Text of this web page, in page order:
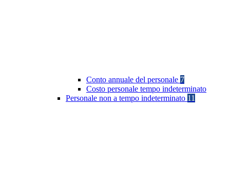
Conto annuale del personale 7
Costo personale tempo indeterminato
Personale non a tempo indeterminato 11